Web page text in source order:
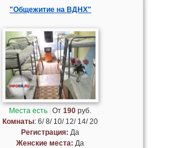
"Общежитие на ВДНХ"
Места есть От190 руб.
Комнаты: 6/ 8/ 10/ 12/ 14/ 20
Регистрация: Да
Женские места: Да